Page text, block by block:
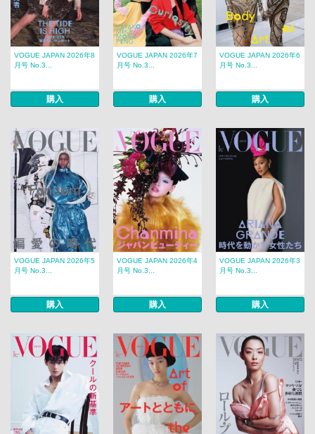
VOGUE JAPAN 2026年8
月号 No.3...
購入
VOGUE JAPAN 2026年7
月号 No.3...
購入
VOGUE JAPAN 2026年6
月号 No.3...
購入
VOGUE JAPAN 2026年5
月号 No.3...
購入
VOGUE JAPAN 2026年4
月号 No.3...
購入
VOGUE JAPAN 2026年3
月号 No.3...
購入